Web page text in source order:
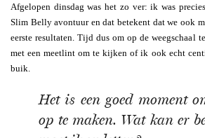
Afgelopen dinsdag was het zo ver: ik was
Slim Belly avontuur en dat betekent dat we ook
eerste resultaten. Tijd dus om op de weegschaal
met een meetlint om te kijken of ik ook echt
buik.
Het is een goed moment
op te maken. Wat kan er